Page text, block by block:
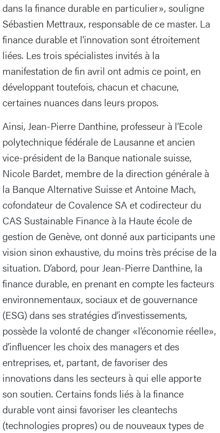
dans la finance durable en particulier», souligne
Sébastien Mettraux, responsable de ce master. La
finance durable et l'innovation sont étroitement
liées. Les trois spécialistes invités à la
manifestation de fin avril ont admis ce point, en
développant toutefois, chacun et chacune,
certaines nuances dans leurs propos.
Ainsi, Jean-Pierre Danthine, professeur à l’Ecole
polytechnique fédérale de Lausanne et ancien
vice-président de la Banque nationale suisse,
Nicole Bardet, membre de la direction générale à
la Banque Alternative Suisse et Antoine Mach,
cofondateur de Covalence SA et codirecteur du
CAS Sustainable Finance à la Haute école de
gestion de Genève, ont donné aux participants une
vision sinon exhaustive, du moins très précise de la
situation. D’abord, pour Jean-Pierre Danthine, la
finance durable, en prenant en compte les facteurs
environnementaux, sociaux et de gouvernance
(ESG) dans ses stratégies d’investissements,
possède la volonté de changer «l’économie réelle»,
d’influencer les choix des managers et des
entreprises, et, partant, de favoriser des
innovations dans les secteurs à qui elle apporte
son soutien. Certains fonds liés à la finance
durable vont ainsi favoriser les cleantechs
(technologies propres) ou de nouveaux types de